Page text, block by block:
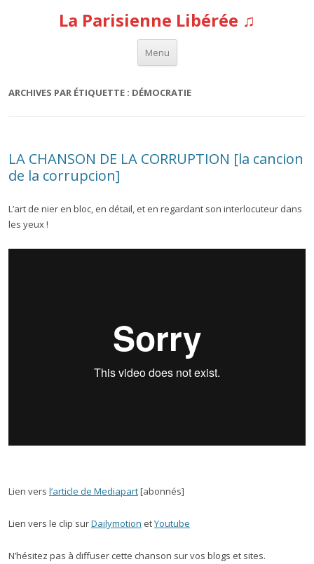
La Parisienne Libérée ♫
Menu
Aller au contenu
ARCHIVES PAR ÉTIQUETTE : DÉMOCRATIE
LA CHANSON DE LA CORRUPTION [la cancion
de la corrupcion]
L’art de nier en bloc, en détail, et en regardant son interlocuteur dans
les yeux !
Lien vers l’article de Mediapart[abonnés]
Lien vers le clip surDailymotion etYoutube
N’hésitez pas à diffuser cette chanson sur vos blogs et sites.